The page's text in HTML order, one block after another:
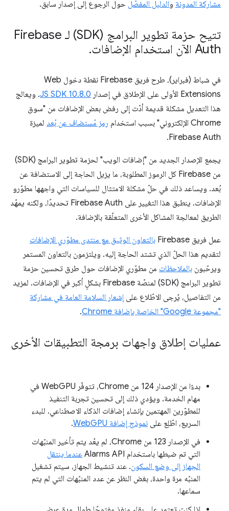
مشاركة المدونة والدليل المفصّل حول الرجوع إلى إصدار سابق.
تتيح حزمة تطوير البرامج (SDK) لـ Firebase
Auth الآن استخدام الإضافات
.
في شباط (فبراير)، طرح فريق Firebase نقطة دخول Web
Extensions الأولى على الإطلاق في إصدار
JS SDK 10.8.0. ويعالج
هذا التعديل مشكلة قديمة أدّت إلى رفض بعض الإضافات من "سوق
Chrome الإلكتروني" بسبب استخدام
رمز مُستضاف عن بُعد لميزة
Firebase Auth.
يجمع الإصدار الجديد من "إضافات الويب" لحزمة تطوير البرامج (SDK)
من Firebase كل الرموز المطلوبة، ما يزيل الحاجة إلى الاستضافة عن
بُعد. ويساعد ذلك في حلّ مشكلة الامتثال للسياسات التي واجهها مطوّرو
الإضافات. ينطبق هذا التغيير على Firebase Auth تحديدًا، ولكنه يمهّد
الطريق لمعالجة المشاكل الأخرى المتعلّقة بالإضافة.
عمل فريق Firebase
بالتعاون الوثيق مع منتدى مطوّري الإضافات
لتقديم هذا الحلّ الذي تشتد الحاجة إليه. ويلتزمون بالتعاون المستمر
ويرحّبون بالملاحظات من مطوّري الإضافات حول طرق تحسين حزمة
تطوير البرامج (SDK) لمنصّة Firebase بشكلٍ أكبر في الإضافات. لمزيد
من التفاصيل، يُرجى الاطّلاع على إشعار السلامة العامة في مشاركة
"مجموعة Google" الخاصة بإضافة Chrome
.
عمليات إطلاق واجهات برمجة التطبيقات الأخرى
بدءًا من الإصدار 124 من Chrome، تتوفّر WebGPU في
مهام الخدمة. ويؤدي ذلك إلى تحسين تجربة التنفيذ
للمطوّرين المهتمين بإنشاء إضافات الذكاء الاصطناعي. للبدء
السريع، اطّلِع على نموذج إضافة WebGPU
.
في الإصدار 123 من Chrome، لم يعُد يتم تأخير المنبّهات
التي تم ضبطها باستخدام Alarms API
عندما ينتقل
الجهاز إلى وضع السكون. عند تنشيط الجهاز، سيتم تشغيل
المنبّه مرة واحدة، بغض النظر عن عدد المنبّهات التي لم يتم
سماعها.